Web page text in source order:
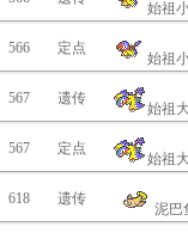
始祖
566 定点
始祖
567 遗传
始祖
567 定点
始祖
618 遗传
泥巴